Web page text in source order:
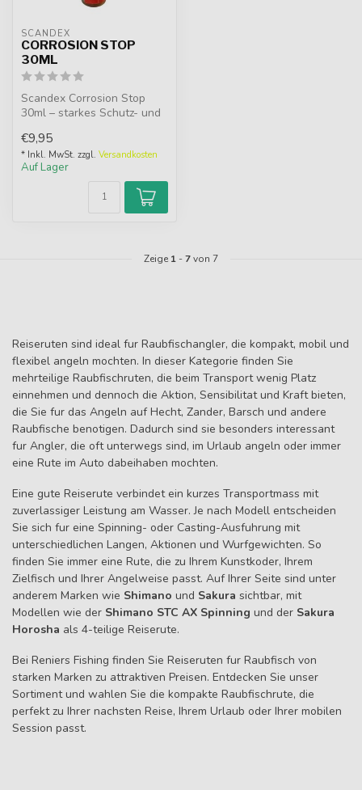
SCANDEX
CORROSION STOP
30ML
Scandex Corrosion Stop
30ml – starkes Schutz- und
Tropff...
€9,95
* Inkl. MwSt. zzgl. Versandkosten
Auf Lager
Zeige 1 -7von 7
Reiseruten sind ideal fur Raubfischangler, die kompakt, mobil und
flexibel angeln mochten. In dieser Kategorie finden Sie
mehrteilige Raubfischruten, die beim Transport wenig Platz
einnehmen und dennoch die Aktion, Sensibilitat und Kraft bieten,
die Sie fur das Angeln auf Hecht, Zander, Barsch und andere
Raubfische benotigen. Dadurch sind sie besonders interessant
fur Angler, die oft unterwegs sind, im Urlaub angeln oder immer
eine Rute im Auto dabeihaben mochten.
Eine gute Reiserute verbindet ein kurzes Transportmass mit
zuverlassiger Leistung am Wasser. Je nach Modell entscheiden
Sie sich fur eine Spinning- oder Casting-Ausfuhrung mit
unterschiedlichen Langen, Aktionen und Wurfgewichten. So
finden Sie immer eine Rute, die zu Ihrem Kunstkoder, Ihrem
Zielfisch und Ihrer Angelweise passt. Auf Ihrer Seite sind unter
anderem Marken wie Shimano und Sakura sichtbar, mit
Modellen wie der Shimano STC AX Spinning und der Sakura
Horosha als 4-teilige Reiserute.
Bei Reniers Fishing finden Sie Reiseruten fur Raubfisch von
starken Marken zu attraktiven Preisen. Entdecken Sie unser
Sortiment und wahlen Sie die kompakte Raubfischrute, die
perfekt zu Ihrer nachsten Reise, Ihrem Urlaub oder Ihrer mobilen
Session passt.